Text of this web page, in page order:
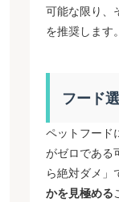
可能な限り、
を推奨します。
フード
ペットフード
がゼロである
ら絶対ダメ」
かを見極める